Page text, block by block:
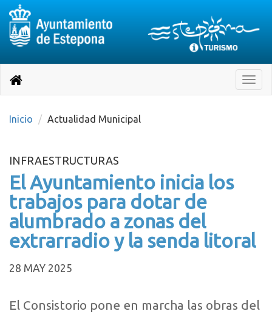
página
Toggle
Destino:
Volver
inicio
Inicio Actualidad Municipal
INFRAESTRUCTURAS
El Ayuntamiento inicia los
trabajos para dotar de
alumbrado a zonas del
extrarradio y la senda litoral
28 MAY 2025
El Consistorio pone en marcha las obras del